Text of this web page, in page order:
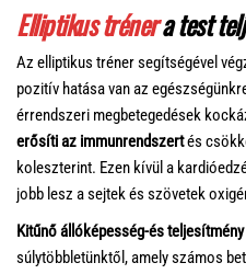
Elliptikus trénera test
Az elliptikus tréner segítségével
pozitív hatása van az
érrendszeri megbetegedések
erősíti az immunrendszertés
koleszterint. Ezen kívül a
jobb lesz a sejtek és szövetek
Kitűnő állóképesség-és
súlytöbbletünktől, amely számos